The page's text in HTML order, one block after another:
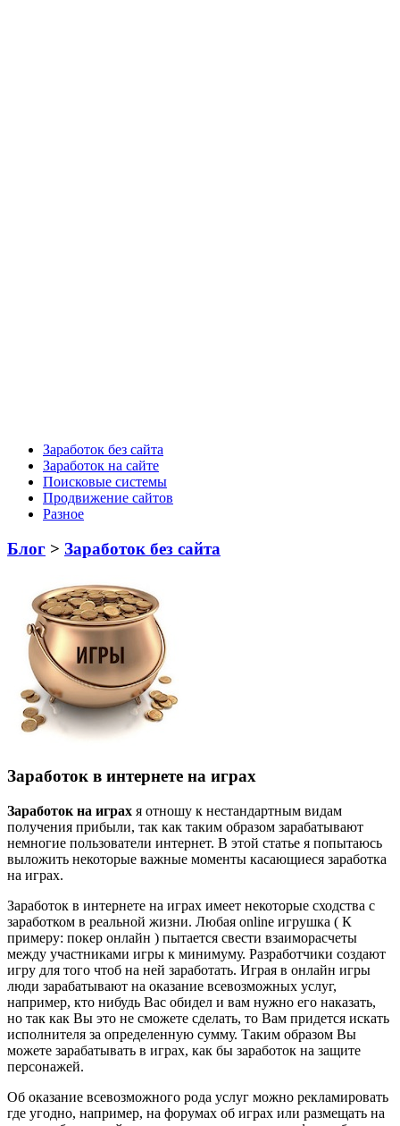
Заработок без сайта
Заработок на сайте
Поисковые системы
Продвижение сайтов
Разное
Блог > Заработок без сайта
Заработок в интернете на играх
Заработок на играх я отношу к нестандартным видам
получения прибыли, так как таким образом зарабатывают
немногие пользователи интернет. В этой статье я попытаюсь
выложить некоторые важные моменты касающиеся заработка
на играх.
Заработок в интернете на играх имеет некоторые сходства с
заработком в реальной жизни. Любая online игрушка ( К
примеру: покер онлайн ) пытается свести взаиморасчеты
между участниками игры к минимуму. Разработчики создают
игру для того чтоб на ней заработать. Играя в онлайн игры
люди зарабатывают на оказание всевозможных услуг,
например, кто нибудь Вас обидел и вам нужно его наказать,
но так как Вы это не сможете сделать, то Вам придется искать
исполнителя за определенную сумму. Таким образом Вы
можете зарабатывать в играх, как бы заработок на защите
персонажей.
Об оказание всевозможного рода услуг можно рекламировать
где угодно, например, на форумах об играх или размещать на